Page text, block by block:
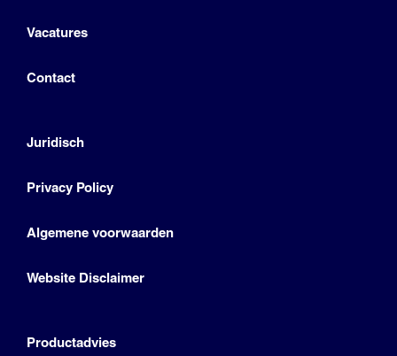
Vacatures
Contact
Juridisch
Privacy Policy
Algemene voorwaarden
Website Disclaimer
Productadvies